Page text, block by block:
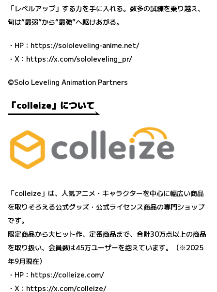
「レベルアップ」する力を手に入れる。数多の試練を乗り越え、
旬は“最弱”から“最強”へ駆けあがる。
・HP： https://sololeveling-anime.net/
・X： https://x.com/sololeveling_pr/
©︎Solo Leveling Animation Partners
「colleize」について
「colleize」は、人気アニメ・キャラクターを中心に幅広い商品
を取りそろえる公式グッズ・公式ライセンス商品の専門ショップ
です。
限定商品から大ヒット作、定番商品まで、合計30万点以上の商品
を取り扱い、会員数は45万ユーザーを抱えています。（※2025
年9月現在）
・HP： https://colleize.com/
・X： https://x.com/colleize/